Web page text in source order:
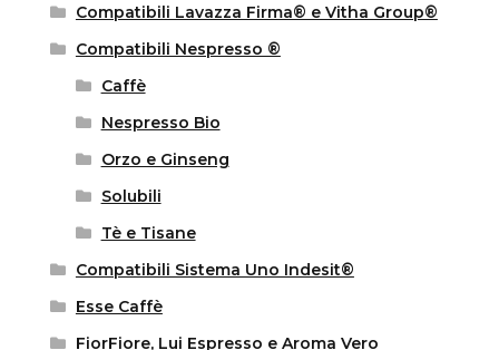
Compatibili Lavazza Firma® e Vitha Group®
Compatibili Nespresso ®
Caffè
Nespresso Bio
Orzo e Ginseng
Solubili
Tè e Tisane
Compatibili Sistema Uno Indesit®
Esse Caffè
FiorFiore, Lui Espresso e Aroma Vero